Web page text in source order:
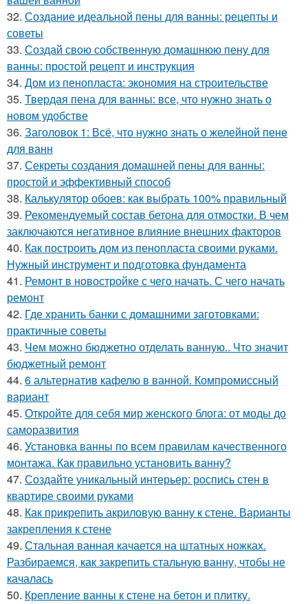
32. Создание идеальной пены для ванны: рецепты и
советы
33. Создай свою собственную домашнюю пену для
ванны: простой рецепт и инструкция
34. Дом из пенопласта: экономия на строительстве
35. Твердая пена для ванны: все, что нужно знать о
новом удобстве
36. Заголовок 1: Всё, что нужно знать о желейной пенe
для ванн
37. Секреты создания домашней пены для ванны:
простой и эффективный способ
38. Калькулятор обоев: как выбрать 100% правильный
39. Рекомендуемый состав бетона для отмостки. В чем
заключаются негативное влияние внешних факторов
40. Как построить дом из пенопласта своими руками.
Нужный инструмент и подготовка фундамента
41. Ремонт в новостройке с чего начать. С чего начать
ремонт
42. Где хранить банки с домашними заготовками:
практичные советы
43. Чем можно бюджетно отделать ванную.. Что значит
бюджетный ремонт
44. 6 альтернатив кафелю в ванной. Компромиссный
вариант
45. Откройте для себя мир женского блога: от моды до
саморазвития
46. Установка ванны по всем правилам качественного
монтажа. Как правильно установить ванну?
47. Создайте уникальный интерьер: роспись стен в
квартире своими руками
48. Как прикрепить акриловую ванну к стене. Варианты
закрепления к стене
49. Стальная ванная качается на штатных ножках.
Разбираемся, как закрепить стальную ванну, чтобы не
качалась
50. Крепление ванны к стене на бетон и плитку.